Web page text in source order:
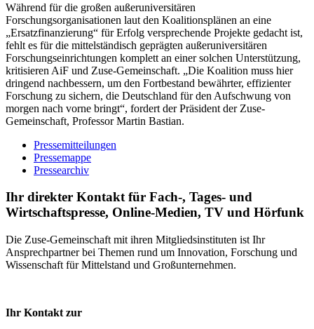
Während für die großen außeruniversitären
Forschungsorganisationen laut den Koalitionsplänen an eine
„Ersatzfinanzierung“ für Erfolg versprechende Projekte gedacht ist,
fehlt es für die mittelständisch geprägten außeruniversitären
Forschungseinrichtungen komplett an einer solchen Unterstützung,
kritisieren AiF und Zuse-Gemeinschaft. „Die Koalition muss hier
dringend nachbessern, um den Fortbestand bewährter, effizienter
Forschung zu sichern, die Deutschland für den Aufschwung von
morgen nach vorne bringt“, fordert der Präsident der Zuse-
Gemeinschaft, Professor Martin Bastian.
Pressemitteilungen
Pressemappe
Pressearchiv
Ihr direkter Kontakt für Fach-, Tages- und
Wirtschaftspresse, Online-Medien, TV und Hörfunk
Die Zuse-Gemeinschaft mit ihren Mitgliedsinstituten ist Ihr
Ansprechpartner bei Themen rund um Innovation, Forschung und
Wissenschaft für Mittelstand und Großunternehmen.
Ihr Kontakt zur